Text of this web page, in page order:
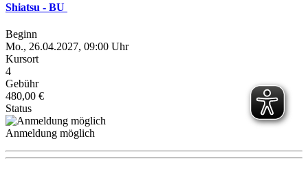
Shiatsu - BU
Beginn
Mo., 26.04.2027, 09:00 Uhr
Kursort
4
Gebühr
480,00 €
Status
Anmeldung möglich